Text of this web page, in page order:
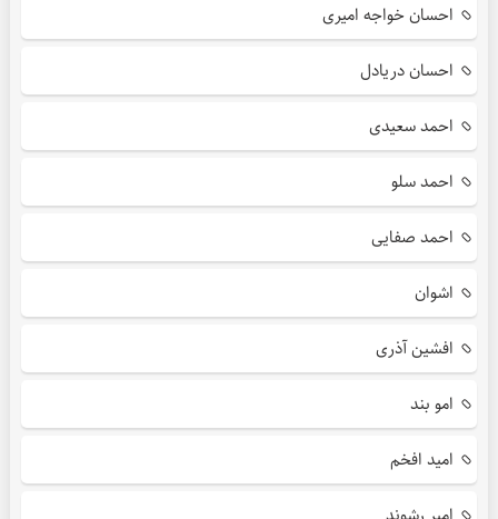
احسان خواجه امیری
احسان دریادل
احمد سعیدی
احمد سلو
احمد صفایی
اشوان
افشین آذری
امو بند
امید افخم